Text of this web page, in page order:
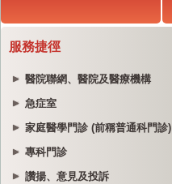
服務捷徑
醫院聯網、醫院及醫療機構
急症室
家庭醫學門診 (前稱普通科門診)
專科門診
讚揚、意見及投訴